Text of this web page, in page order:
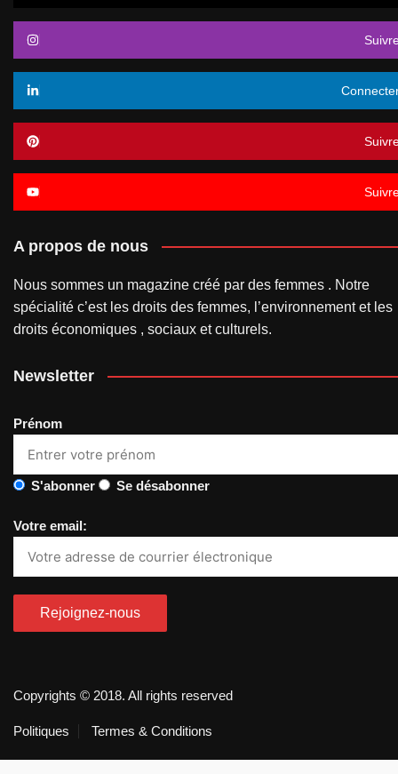
A propos de nous
Nous sommes un magazine créé par des femmes . Notre
spécialité c’est les droits des femmes, l’environnement et les
droits économiques , sociaux et culturels.
Newsletter
Prénom
S'abonner Se désabonner
Votre email:
Copyrights © 2018. All rights reserved
Politiques Termes & Conditions